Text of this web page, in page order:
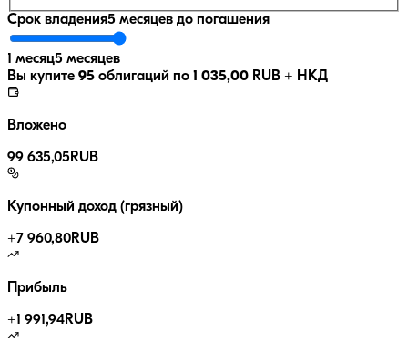
Срок владения5 месяцев до погашения
1 месяц5 месяцев
Вы купите 95 облигаций по 1 035,00 RUB + НКД
Вложено
99 635,05 RUB
Купонный доход (грязный)
+7 960,80RUB
Прибыль
+1 991,94RUB